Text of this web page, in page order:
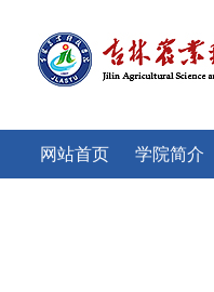
网站首页 学院简介